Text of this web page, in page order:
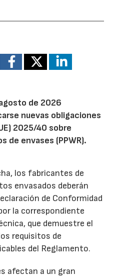
de 2026
nuevas obligaciones
2025/40 sobre
de envases (PPWR).
los fabricantes de
envasados deberán
de Conformidad
la correspondiente
que demuestre el
requisitos de
del Reglamento.
afectan a un gran